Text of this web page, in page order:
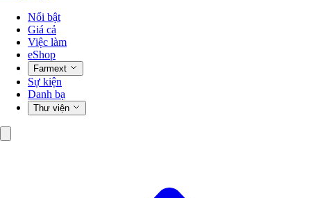
Nổi bật
Giá cả
Việc làm
eShop
Farmext
Sự kiện
Danh bạ
Thư viện